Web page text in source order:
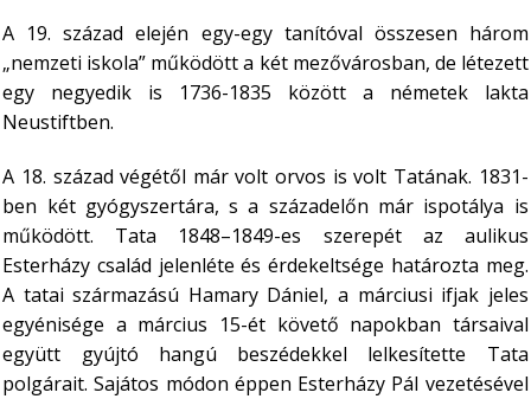
A 19. század elején egy-egy tanítóval összesen három
„nemzeti iskola” működött a két mezővárosban, de létezett
egy negyedik is 1736-1835 között a németek lakta
Neustiftben.
A 18. század végétől már volt orvos is volt Tatának. 1831-
ben két gyógyszertára, s a századelőn már ispotálya is
működött. Tata 1848–1849-es szerepét az aulikus
Esterházy család jelenléte és érdekeltsége határozta meg.
A tatai származású Hamary Dániel, a márciusi ifjak jeles
egyénisége a március 15-ét követő napokban társaival
együtt gyújtó hangú beszédekkel lelkesítette Tata
polgárait. Sajátos módon éppen Esterházy Pál vezetésével